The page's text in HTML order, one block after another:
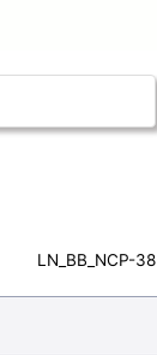
LN_BB_NCP-38